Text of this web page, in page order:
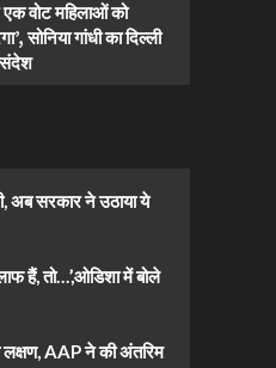
वोट महिलाओं को
सोनिया गांधी का दिल्ली
संदेश
अब सरकार ने उठाया ये
हैं, तो…’,ओडिशा में बोले
AAP ने की अंतरिम